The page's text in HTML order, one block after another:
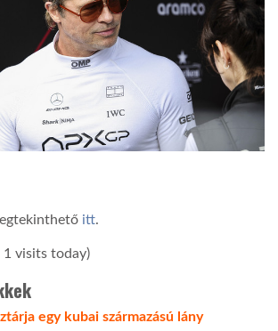
itt.
visits today)
egy kubai származású lány